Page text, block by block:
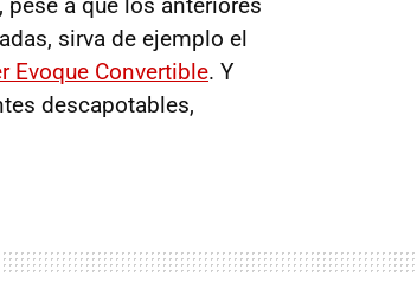
sirva de ejemplo el
Evoque Convertible. Y
descapotables,